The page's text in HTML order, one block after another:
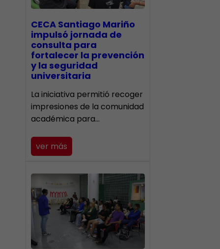
CECA Santiago Mariño
impulsó jornada de
consulta para
fortalecer la prevención
y la seguridad
universitaria
La iniciativa permitió recoger
impresiones de la comunidad
académica para…
ver más